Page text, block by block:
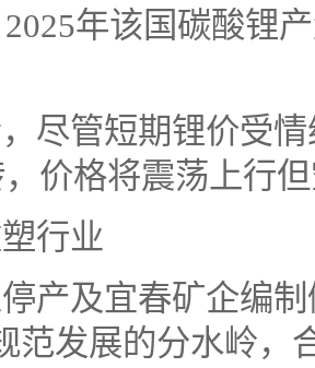
年该国碳酸锂
尽管短期锂价受
价格将震荡上行
行业
产及宜春矿企编
范发展的分水岭，